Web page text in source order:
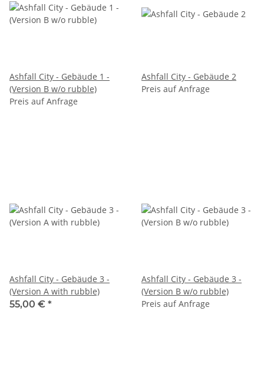
Ashfall City - Gebäude 1 -
(Version B w/o rubble)
Preis auf Anfrage
Ashfall City - Gebäude 2
Preis auf Anfrage
Ashfall City - Gebäude 3 -
(Version A with rubble)
55,00 € *
Ashfall City - Gebäude 3 -
(Version B w/o rubble)
Preis auf Anfrage